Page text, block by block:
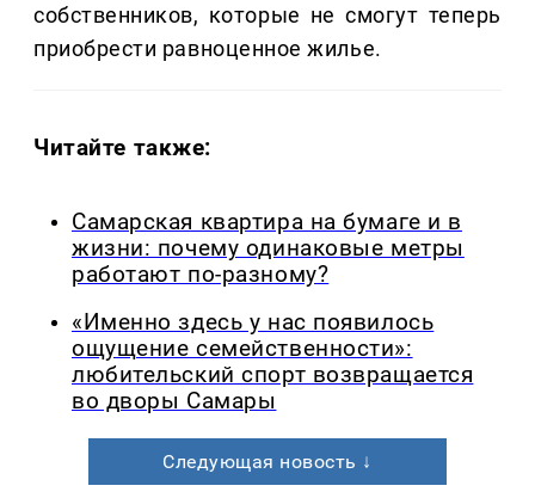
собственников, которые не смогут теперь
приобрести равноценное жилье.
Читайте также:
Самарская квартира на бумаге и в
жизни: почему одинаковые метры
работают по-разному?
«Именно здесь у нас появилось
ощущение семейственности»:
любительский спорт возвращается
во дворы Самары
Следующая новость ↓